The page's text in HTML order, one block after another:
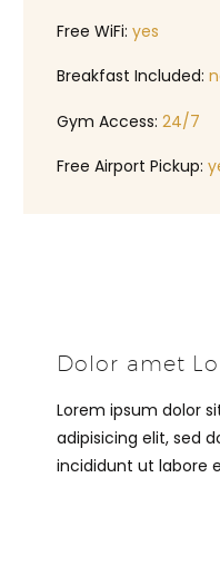
Free WiFi: yes
Breakfast Included:
Gym Access: 24/7
Free Airport Pickup:
Dolor amet
Lorem ipsum dolor
adipisicing elit, sed
incididunt ut labore